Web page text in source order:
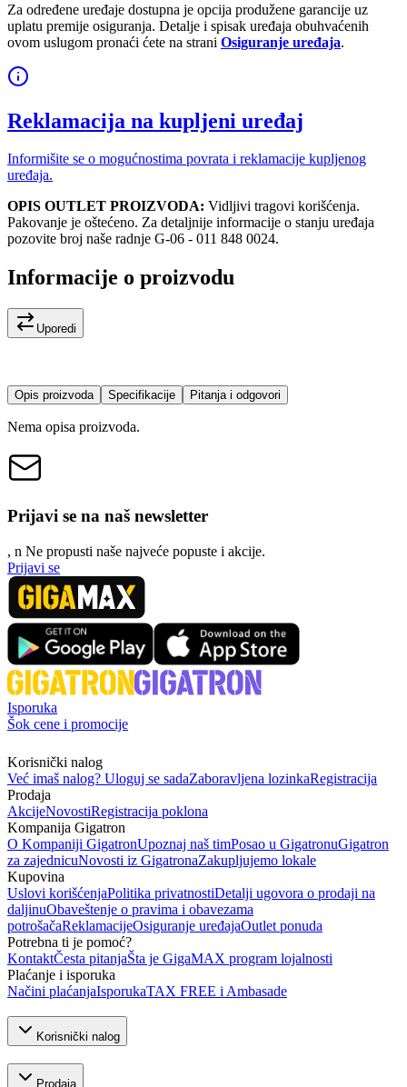
Za određene uređaje dostupna je opcija produžene garancije uz
uplatu premije osiguranja. Detalje i spisak uređaja obuhvaćenih
ovom uslugom pronaći ćete na strani Osiguranje uređaja.
Reklamacija na kupljeni uređaj
Informišite se o mogućnostima povrata i reklamacije kupljenog
uređaja.
OPIS OUTLET PROIZVODA: Vidljivi tragovi korišćenja.
Pakovanje je oštećeno. Za detaljnije informacije o stanju uređaja
pozovite broj naše radnje G-06 - 011 848 0024.
Informacije o proizvodu
Uporedi
Opis proizvoda Specifikacije Pitanja i odgovori
Nema opisa proizvoda.
Prijavi se na naš newsletter
, n Ne propusti naše najveće popuste i akcije.
Prijavi se
Isporuka
Šok cene i promocije
Korisnički nalog
Već imaš nalog? Uloguj se sadaZaboravljena lozinkaRegistracija
Prodaja
AkcijeNovostiRegistracija poklona
Kompanija Gigatron
O Kompaniji GigatronUpoznaj naš timPosao u GigatronuGigatron
za zajednicuNovosti iz GigatronaZakupljujemo lokale
Kupovina
Uslovi korišćenjaPolitika privatnostiDetalji ugovora o prodaji na
daljinuObaveštenje o pravima i obavezama
potrošačaReklamacijeOsiguranje uređajaOutlet ponuda
Potrebna ti je pomoć?
KontaktČesta pitanjaŠta je GigaMAX program lojalnosti
Plaćanje i isporuka
Načini plaćanjaIsporukaTAX FREE i Ambasade
Korisnički nalog
Prodaja